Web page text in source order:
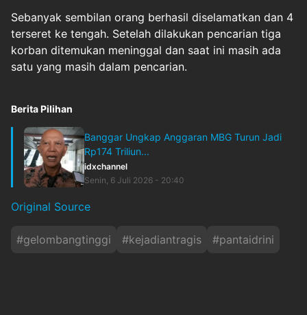
Sebanyak sembilan orang berhasil diselamatkan dan 4
terseret ke tengah. Setelah dilakukan pencarian tiga
korban ditemukan meninggal dan saat ini masih ada
satu yang masih dalam pencarian.
Berita Pilihan
Banggar Ungkap Anggaran MBG Turun Jadi
Rp174 Triliun...
idxchannel
Senin, 6 Juli 2026 - 20:40
Original Source
#gelombangtinggi #kejadiantragis #pantaidrini